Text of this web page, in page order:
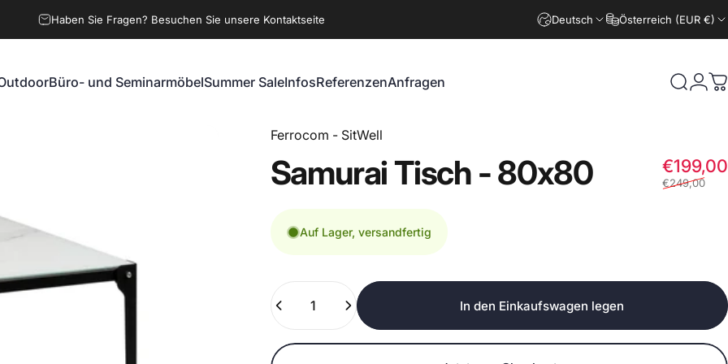
Haben Sie Fragen? Besuchen Sie unsere Kontaktseite Deutsch Österreich (EUR €)
Büro- und SeminarmöbelSummer SaleInfosReferenzenAnfragen Suche
Ferrocom - SitWell
SamuraiTisch -80x80 €199,00
€249,00
Auf Lager, versandfertig
Anzahl
In den Einkaufswagen legen